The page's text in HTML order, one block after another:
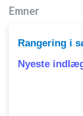
Emner
Rangering i
Nyeste
Bruge
Oprette
Bruge profiler